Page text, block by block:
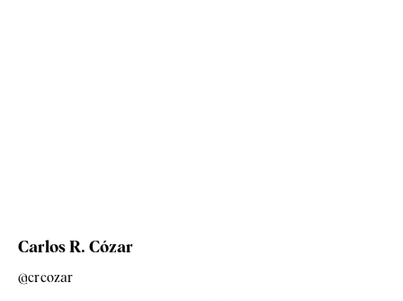
Carlos R. Cózar
@crcozar